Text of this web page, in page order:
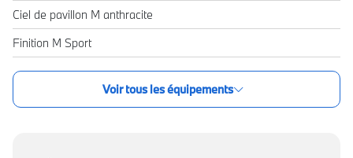
Ciel de pavillon M anthracite
Finition M Sport
Voir tous les équipements